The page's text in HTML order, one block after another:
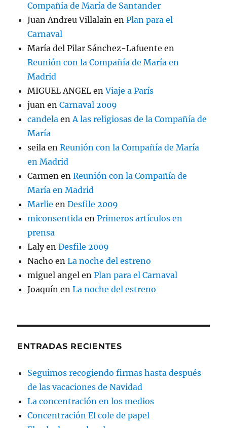
Compañia de María de Santander
Juan Andreu Villalain enPlan para el
Carnaval
María del Pilar Sánchez-Lafuente en
Reunión con la Compañía de María en
Madrid
MIGUEL ANGEL enViaje a París
juan enCarnaval 2009
candela enA las religiosas de la Compañía de
María
seila enReunión con la Compañía de María
en Madrid
Carmen enReunión con la Compañía de
María en Madrid
Marlie enDesfile 2009
miconsentida enPrimeros artículos en
prensa
LalyenDesfile 2009
Nacho enLa noche del estreno
miguel angel enPlan para el Carnaval
Joaquín enLa noche del estreno
ENTRADAS RECIENTES
Seguimos recogiendo firmas hasta después
de las vacaciones de Navidad
La concentración en los medios
Concentración El cole de papel